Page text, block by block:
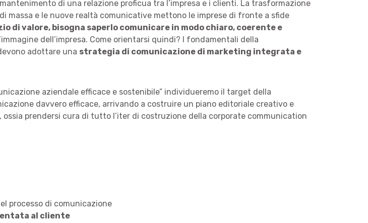
di una relazione proficua tra l’impresa e i clienti. La trasformazione
e le nuove realtà comunicative mettono le imprese di fronte a sfide
di valore, bisogna saperlo comunicare in modo chiaro, coerente e
dell’impresa. Come orientarsi quindi? I fondamentali della
adottare una strategia di comunicazione di marketing integrata e
aziendale efficace e sostenibile” individueremo il target della
davvero efficace, arrivando a costruire un piano editoriale creativo e
prendersi cura di tutto l’iter di costruzione della corporate communication
processo di comunicazione
al cliente